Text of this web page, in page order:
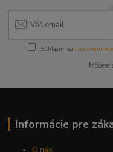
Súhlasím sospracovaním
Informácie pre